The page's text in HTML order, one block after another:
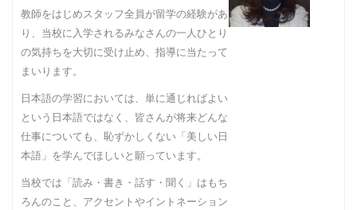
教師をはじめスタッフ全員が留学の経験があ
り、当校に入学されるみなさんの一人ひとり
の気持ちを大切に受け止め、指導に当たって
まいります。
日本語の学習においては、単に通じればよい
という日本語ではなく、皆さんが将来どんな
仕事についても、恥ずかしくない「美しい日
本語」を学んでほしいと願っています。
当校では「読み・書き・話す・聞く」はもち
ろんのこと、アクセントやイントネーション